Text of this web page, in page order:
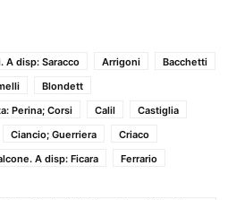
A disp: Saracco Arrigoni
Bacchetti
Blondett
Perina; Corsi
Calil
Castiglia
Ciancio; Guerriera
Criaco
A disp: Ficara
Ferrario